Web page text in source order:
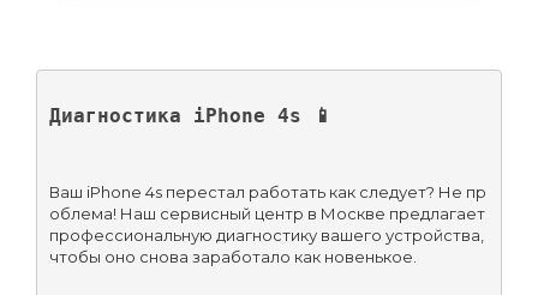
Диагностика iPhone 4s 📱
Ваш iPhone 4s перестал работать как следует? Не пр
облема! Наш сервисный центр в Москве предлагает
профессиональную диагностику вашего устройства,
чтобы оно снова заработало как новенькое.